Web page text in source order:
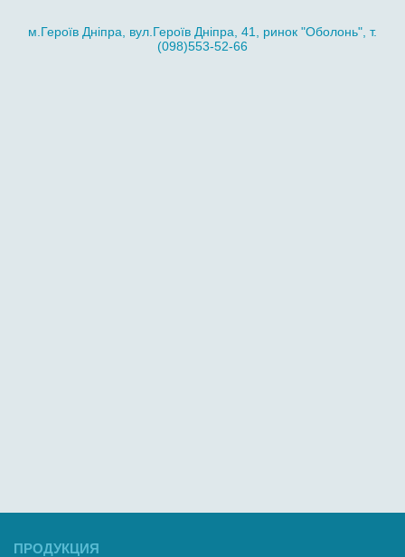
м.Героїв Дніпра, вул.Героїв Дніпра, 41, ринок "Оболонь", т.
(098)553-52-66
ПРОДУКЦИЯ